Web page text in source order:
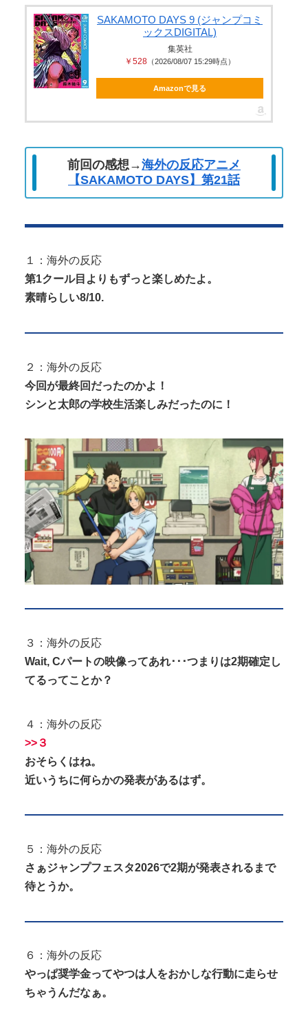
高市首相の熊本視察動画にケチを付けたタレント、
「正体バレバレよな」と黒電話の呼び...
【鬼滅の刃】 色欲の鬼に対抗するためにエ□特訓を受
ける胡蝶しのぶ…！クールなしの...
Powered by livedoor 相互RSS
SAKAMOTO DAYS 9 (ジャンプコミ
ックスDIGITAL)
集英社
￥528 （2026/08/07 15:29時点）
Amazonで見る
前回の感想→海外の反応アニメ
【SAKAMOTO DAYS】第21話
１：海外の反応
第1クール目よりもずっと楽しめたよ。
素晴らしい8/10.
２：海外の反応
今回が最終回だったのかよ！
シンと太郎の学校生活楽しみだったのに！
３：海外の反応
Wait, Cパートの映像ってあれ･･･つまりは2期確定し
てるってことか？
４：海外の反応
>>３
おそらくはね。
近いうちに何らかの発表があるはず。
５：海外の反応
さぁジャンプフェスタ2026で2期が発表されるまで
待とうか。
６：海外の反応
やっぱ奨学金ってやつは人をおかしな行動に走らせ
ちゃうんだなぁ。